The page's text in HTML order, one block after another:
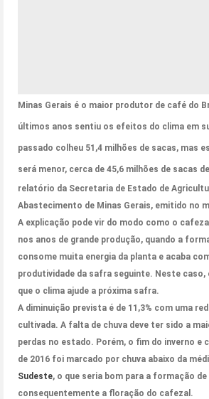
Minas Gerais é o maior produtor de café do
últimos anos sentiu os efeitos do clima em
passado colheu 51,4 milhões de sacas, mas
será menor, cerca de 45,6 milhões de sacas
relatório da Secretaria de Estado de
Abastecimento de Minas Gerais, emitido no
A explicação pode vir do modo como o
nos anos de grande produção, quando a
consome muita energia da planta e acaba
produtividade da safra seguinte. Neste
que o clima ajude a próxima safra.
A diminuição prevista é de 11,3% com uma
cultivada. A falta de chuva deve ter sido a
perdas no estado. Porém, o fim do inverno e
de 2016 foi marcado por chuva abaixo da
Sudeste, o que seria bom para a formação de
consequentemente a floração do cafezal.